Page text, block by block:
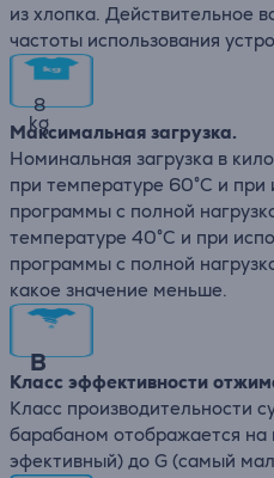
из хлопка. Действительное
частоты использования
8
kg
Максимальная загрузка.
Номинальная загрузка в
при температуре 60°C и при
программы с полной
температуре 40°C и при
программы с полной
какое значение меньше.
B
Класс эффективности
Класс производительности
барабаном отображается
эфективный) до G (самый